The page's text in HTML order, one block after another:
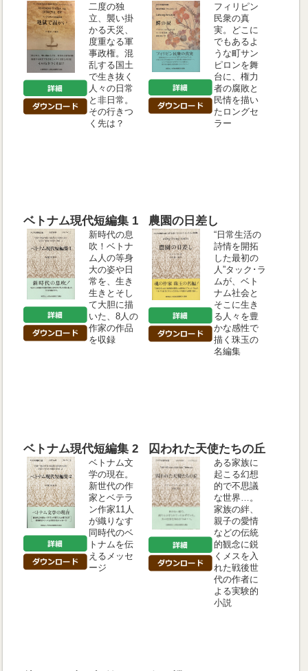
二度の独
立、襲い掛
かる天災、
度重なる軍
事政権。混
乱する国土
で生き抜く
人々の日常
と非日常。
その行きつ
く先は？
フィリピン
民衆の真
実。どこに
でもあるよ
うな町サン
ピロンを舞
台に、権力
者の腐敗と
民情を描い
たロングセ
ラー
ベトナム現代短編集 1
新時代の息
吹！ベトナ
ム人の等身
大の姿や日
常を、生き
生きとそし
て大胆に描
いた、8人の
作家の作品
を収録
農園の日差し
“日常生活の
詩情を開拓
した最初の
人”タック･ラ
ムが、ベト
ナム社会と
そこに生き
る人々を豊
かな感性で
描く珠玉の
名編集
ベトナム現代短編集 2
ベトナム文
学の現在。
新世代の作
家とベテラ
ン作家11人
が織りなす
同時代のベ
トナムを伝
えるメッセ
ージ
囚われた天使たちの丘
ある家族に
起こる幻想
的で不思議
な世界…。
家族の絆、
親子の愛情
などの伝統
的観念に鋭
くメスを入
れた戦後世
代の作者に
よる実験的
小説